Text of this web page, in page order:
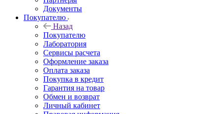
Документы
Покупателю
Назад
Покупателю
Лаборатория
Сервисы расчета
Оформление заказа
Оплата заказа
Покупка в кредит
Гарантия на товар
Обмен и возврат
Личный кабинет